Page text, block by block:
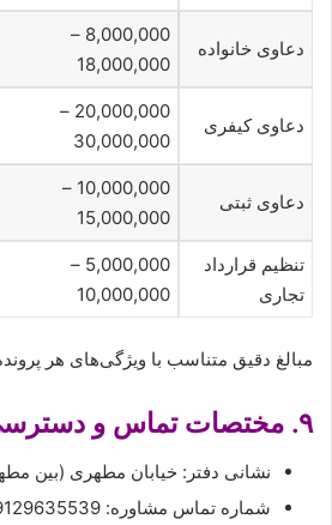
دعاوی خانواده
8,000,000 –
18,000,000
دعاوی کیفری
20,000,000 –
30,000,000
دعاوی ثبتی
10,000,000 –
15,000,000
تنظیم قرارداد
تجاری
5,000,000 –
10,000,000
مبالغ دقیق متناسب با ویژگی‌های هر
۹. مختصات تماس و دسترسی فهیمه پروانه
نشانی دفتر: خیابان مطهری (بین مطهری ۳ و ۵)،
شماره تماس مشاوره: 09129635539